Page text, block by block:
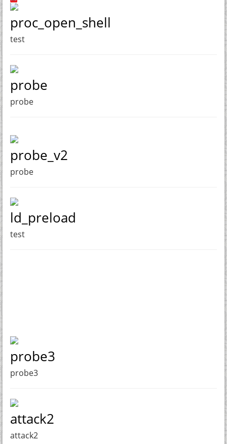
proc_open_shell
test
probe
probe
probe_v2
probe
ld_preload
test
probe3
probe3
attack2
attack2